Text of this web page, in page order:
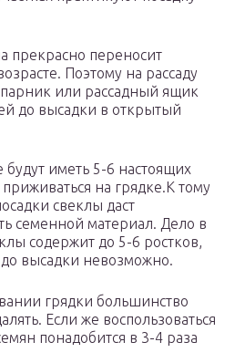
прекрасно переносит
Поэтому на рассаду
парник или рассадный ящик
до высадки в открытый
иметь 5-6 настоящих
на грядке.К тому
свеклы даст
семенной материал. Дело в
содержит до 5-6 ростков,
высадки невозможно.
грядки большинство
Если же воспользоваться
понадобится в 3-4 раза